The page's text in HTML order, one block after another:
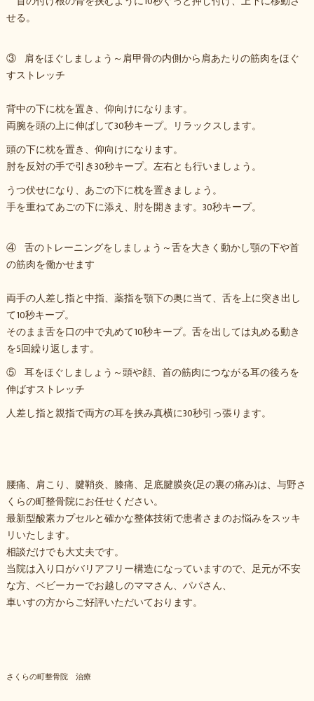
せる。
③ 肩をほぐしましょう～肩甲骨の内側から肩あたりの筋肉をほぐ
すストレッチ
背中の下に枕を置き、仰向けになります。
両腕を頭の上に伸ばして30秒キープ。リラックスします。
頭の下に枕を置き、仰向けになります。
肘を反対の手で引き30秒キープ。左右とも行いましょう。
うつ伏せになり、あごの下に枕を置きましょう。
手を重ねてあごの下に添え、肘を開きます。30秒キープ。
④ 舌のトレーニングをしましょう～舌を大きく動かし顎の下や首
の筋肉を働かせます
両手の人差し指と中指、薬指を顎下の奥に当て、舌を上に突き出し
て10秒キープ。
そのまま舌を口の中で丸めて10秒キープ。舌を出しては丸める動き
を5回繰り返します。
⑤ 耳をほぐしましょう～頭や顔、首の筋肉につながる耳の後ろを
伸ばすストレッチ
人差し指と親指で両方の耳を挟み真横に30秒引っ張ります。
腰痛、肩こり、腱鞘炎、膝痛、足底腱膜炎(足の裏の痛み)は、与野さ
くらの町整骨院にお任せください。
最新型酸素カプセルと確かな整体技術で患者さまのお悩みをスッキ
リいたします。
相談だけでも大丈夫です。
当院は入り口がバリアフリー構造になっていますので、足元が不安
な方、ベビーカーでお越しのママさん、パパさん、
車いすの方からご好評いただいております。
さくらの町整骨院 治療